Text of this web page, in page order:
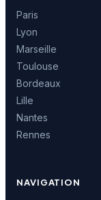
Paris
Lyon
Marseille
Toulouse
Bordeaux
Lille
Nantes
Rennes
NAVIGATION